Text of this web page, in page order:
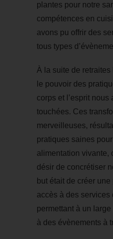
plantes pour notre
compétences en
avons pu offrir des
tous types
À la suite de
le pouvoir des
corps et l’esprit nous
touchées. Ces
merveilleuses,
pratiques saines
alimentation vivante,
désir de concrétiser
but était de créer
accès à des services
permettant à un
à des évènements à